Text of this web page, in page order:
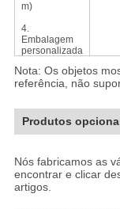
m)
4.
Embalagem
personalizada
Nota: Os objetos
referência, não
Produtos
Nós fabricamos as
encontrar e clicar
artigos.